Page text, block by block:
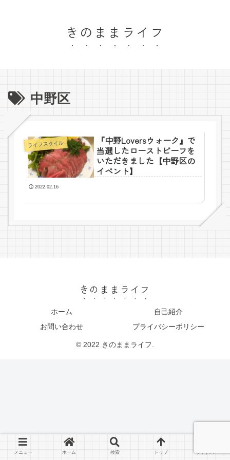
きのままライフ
中野区
ライフスタイル
『中野Loversウォーク』で
当選したローストビーフを
いただきました【中野区の
イベント】
2022.02.16
きのままライフ
ホーム
自己紹介
お問い合わせ
プライバシーポリシー
© 2022 きのままライフ.
メニュー ホーム 検索 トップ サイドバー